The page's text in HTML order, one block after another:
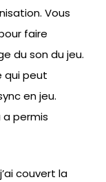
Vous
faire
du son du jeu.
qui peut
en jeu.
permis
couvert la